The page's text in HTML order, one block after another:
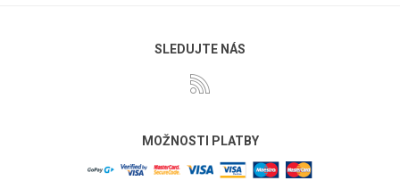
SLEDUJTE NÁS
MOŽNOSTI PLATBY